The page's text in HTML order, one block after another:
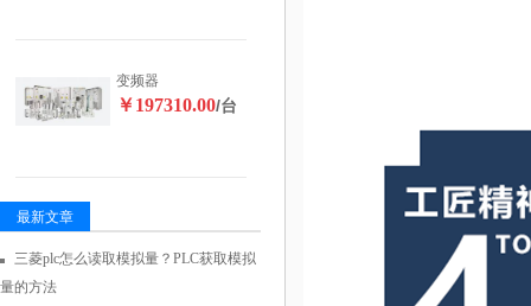
变频器
￥197310.00/台
最新文章
三菱plc怎么读取模拟量？PLC获取模拟
量的方法